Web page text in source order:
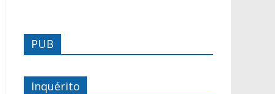
PUB
Inquérito